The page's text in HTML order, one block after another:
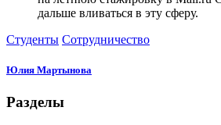
дальше вливаться в эту сферу.
Студенты Сотрудничество
Юлия Мартынова
Разделы